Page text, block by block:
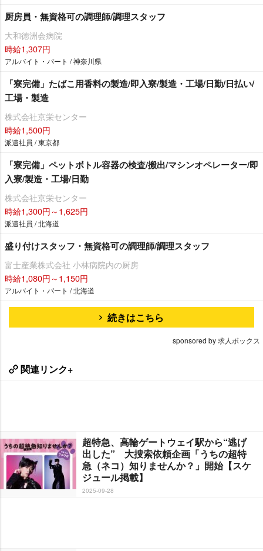
厨房員・無資格可の調理師/調理スタッフ
大和徳洲会病院
時給1,307円
アルバイト・パート / 神奈川県
「寮完備」たばこ用香料の製造/即入寮/製造・工場/日勤/日払い/
工場・製造
株式会社京栄センター
時給1,500円
派遣社員 / 東京都
「寮完備」ペットボトル容器の検査/搬出/マシンオペレーター/即
入寮/製造・工場/日勤
株式会社京栄センター
時給1,300円～1,625円
派遣社員 / 北海道
盛り付けスタッフ・無資格可の調理師/調理スタッフ
富士産業株式会社 小林病院内の厨房
時給1,080円～1,150円
アルバイト・パート / 北海道
続きはこちら
sponsored by 求人ボックス
関連リンク+
超特急、高輪ゲートウェイ駅から“逃げ
出した” 大捜索依頼企画「うちの超特
急（ネコ）知りませんか？」開始【スケ
ジュール掲載】
2025-09-28